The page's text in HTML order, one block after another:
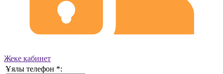
Жеке кабинет
Ұялы телефон *: